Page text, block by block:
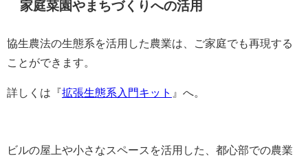
家庭菜園やまちづくりへの活用
協生農法の生態系を活用した農業は、ご家庭でも再現する
ことができます。
詳しくは『拡張生態系入門キット 』へ。
ビルの屋上や小さなスペースを活用した、都心部での農業